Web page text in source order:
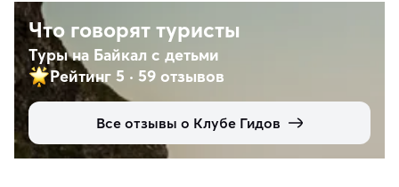
Что говорят туристы
Туры на Байкал с детьми
Рейтинг 5 · 59 отзывов
Все отзывы о Клубе Гидов